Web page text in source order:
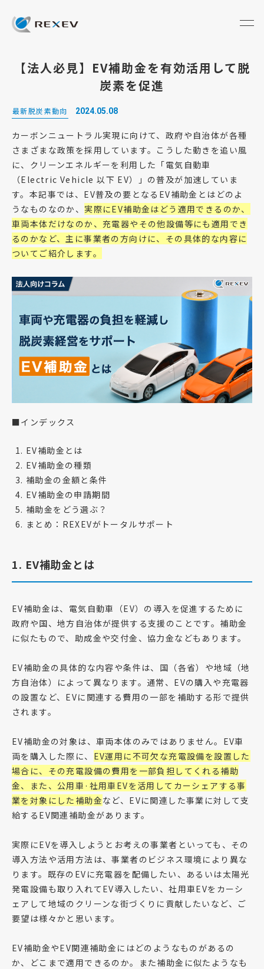
【法人必見】EV補助金を有効活用して脱
炭素を促進
最新脱炭素動向 2024.05.08
カーボンニュートラル実現に向けて、政府や自治体が各種
さまざまな政策を採用しています。こうした動きを追い風
に、クリーンエネルギーを利用した「電気自動車
（Electric Vehicle 以下 EV）」の普及が加速していま
す。本記事では、EV普及の要となるEV補助金とはどのよ
うなものなのか、実際にEV補助金はどう適用できるのか、
車両本体だけなのか、充電器やその他設備等にも適用でき
るのかなど、主に事業者の方向けに、その具体的な内容に
ついてご紹介します。
■インデックス
EV補助金とは
EV補助金の種類
補助金の金額と条件
EV補助金の申請期間
補助金をどう選ぶ？
まとめ：REXEVがトータルサポート
1. EV補助金とは
EV補助金は、電気自動車（EV）の導入を促進するために
政府や国、地方自治体が提供する支援のことです。補助金
に似たもので、助成金や交付金、協力金などもあります。
EV補助金の具体的な内容や条件は、国（各省）や地域（地
方自治体）によって異なります。通常、EVの購入や充電器
の設置など、EVに関連する費用の一部を補助する形で提供
されます。
EV補助金の対象は、車両本体のみではありません。EV車
両を購入した際に、 EV運用に不可欠な充電設備を設置した
場合に、その充電設備の費用を一部負担してくれる補助
金、また、公用車·社用車EVを活用してカーシェアする事
業を対象にした補助金など、EVに関連した事業に対して支
給するEV関連補助金があります。
実際にEVを導入しようとお考えの事業者といっても、その
導入方法や活用方法は、事業者のビジネス環境により異な
ります。既存のEVに充電器を配備したい、あるいは太陽光
発電設備も取り入れてEV導入したい、社用車EVをカーシ
ェアして地域のクリーンな街づくりに貢献したいなど、ご
要望は様々かと思います。
EV補助金やEV関連補助金にはどのようなものがあるの
か、どこまで適用できるのか。また補助金に似たようなも